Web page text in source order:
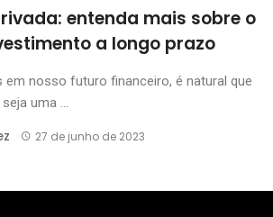
entenda mais sobre o
a longo prazo
em nosso futuro financeiro, é natural que
uma ...
27 de junho de 2023